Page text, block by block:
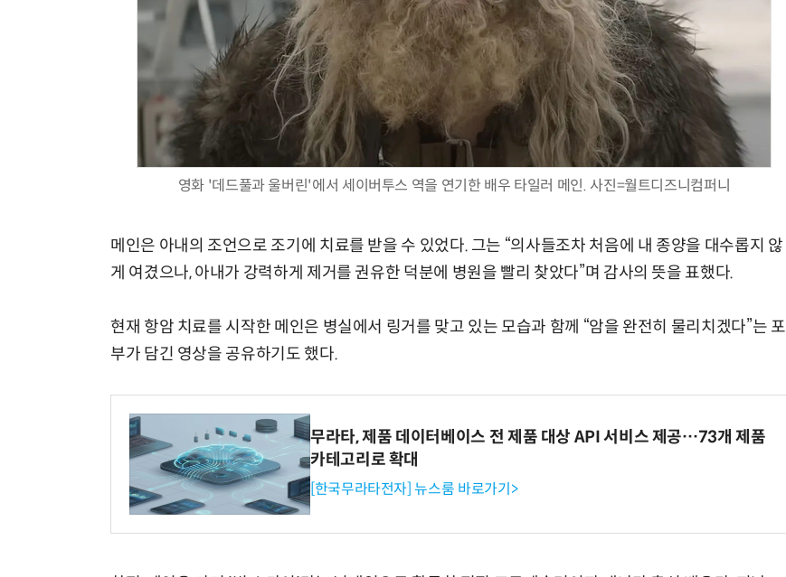
영화 '데드풀과 울버린'에서 세이버투스 역을 연기한 배우 타일러 메인. 사진=월트디즈니컴퍼니
메인은 아내의 조언으로 조기에 치료를 받을 수 있었다. 그는 “의사들조차 처음에 내 종양을 대수롭지 않
게 여겼으나, 아내가 강력하게 제거를 권유한 덕분에 병원을 빨리 찾았다”며 감사의 뜻을 표했다.
현재 항암 치료를 시작한 메인은 병실에서 링거를 맞고 있는 모습과 함께 “암을 완전히 물리치겠다”는 포
부가 담긴 영상을 공유하기도 했다.
무라타, 제품 데이터베이스 전 제품 대상 API 서비스 제공…73개 제품
카테고리로 확대
[한국무라타전자] 뉴스룸 바로가기>